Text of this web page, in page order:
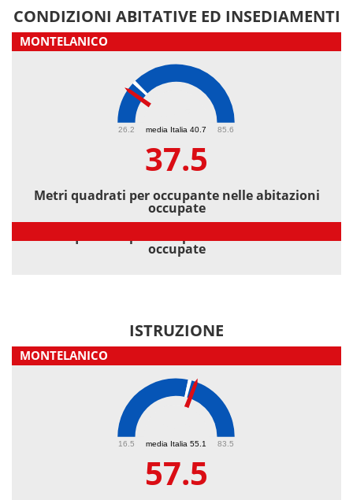
CONDIZIONI ABITATIVE ED INSEDIAMENTI
MONTELANICO
media Italia 40.7
26.2 85.6
37.5
Metri quadrati per occupante nelle abitazioni
occupate
occupate
ISTRUZIONE
MONTELANICO
media Italia 55.1
16.5 83.5
57.5